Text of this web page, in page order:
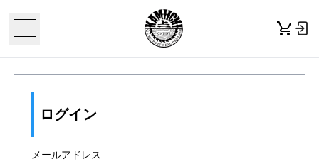
ログイン
メールアドレス